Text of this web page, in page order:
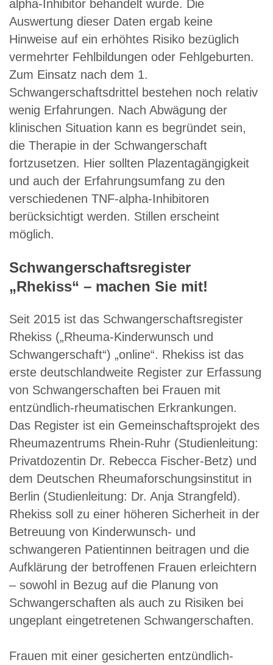
alpha-Inhibitor behandelt wurde. Die
Auswertung dieser Daten ergab keine
Hinweise auf ein erhöhtes Risiko bezüglich
vermehrter Fehlbildungen oder Fehlgeburten.
Zum Einsatz nach dem 1.
Schwangerschaftsdrittel bestehen noch relativ
wenig Erfahrungen. Nach Abwägung der
klinischen Situation kann es begründet sein,
die Therapie in der Schwangerschaft
fortzusetzen. Hier sollten Plazentagängigkeit
und auch der Erfahrungsumfang zu den
verschiedenen TNF-alpha-Inhibitoren
berücksichtigt werden. Stillen erscheint
möglich.
Schwangerschaftsregister
„Rhekiss“ – machen Sie mit!
Seit 2015 ist das Schwangerschaftsregister
Rhekiss („Rheuma-Kinderwunsch und
Schwangerschaft“) „online“. Rhekiss ist das
erste deutschlandweite Register zur Erfassung
von Schwangerschaften bei Frauen mit
entzündlich-rheumatischen Erkrankungen.
Das Register ist ein Gemeinschaftsprojekt des
Rheumazentrums Rhein-Ruhr (Studienleitung:
Privatdozentin Dr. Rebecca Fischer-Betz) und
dem Deutschen Rheumaforschungsinstitut in
Berlin (Studienleitung: Dr. Anja Strangfeld).
Rhekiss soll zu einer höheren Sicherheit in der
Betreuung von Kinderwunsch- und
schwangeren Patientinnen beitragen und die
Aufklärung der betroffenen Frauen erleichtern
– sowohl in Bezug auf die Planung von
Schwangerschaften als auch zu Risiken bei
ungeplant eingetretenen Schwangerschaften.
Frauen mit einer gesicherten entzündlich-